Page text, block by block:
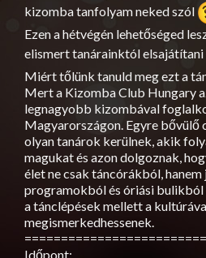
kizomba tanfolyam neked szól
Ezen a hétvégén lehetőséged
elismert tanárainktól
Miért tőlünk tanuld meg ezt a
Mert a Kizomba Club Hungary
legnagyobb kizombával
Magyarországon. Egyre bővülő
olyan tanárok kerülnek, akik
magukat és azon dolgoznak,
élet ne csak táncórákból,
programokból és óriási bulikból
a tánclépések mellett a
megismerkedhessenek.
Időpont: